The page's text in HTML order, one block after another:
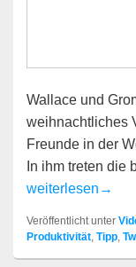
Wallace und
weihnachtliches
Freunde in der
In ihm treten die
Weihnachten mit
weiterlesen →
Veröffentlicht unter
Produktivität Tipp